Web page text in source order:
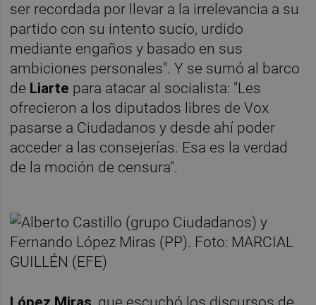
ser recordada por llevar a la irrelevancia a su
partido con su intento sucio, urdido
mediante engaños y basado en sus
ambiciones personales". Y se sumó al barco
de Liarte para atacar al socialista: "Les
ofrecieron a los diputados libres de Vox
pasarse a Ciudadanos y desde ahí poder
acceder a las consejerías. Esa es la verdad
de la moción de censura".